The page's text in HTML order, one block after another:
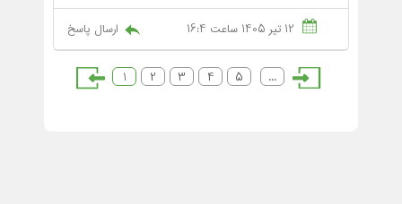
12 تیر 1405 ساعت 16:4 ارسال پاسخ
1 2 3 4 5 ...